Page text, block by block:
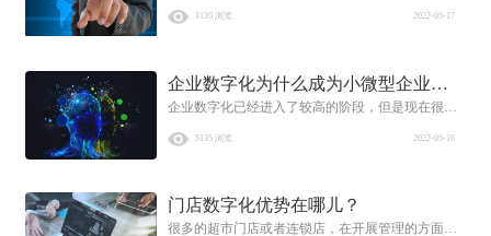
面销售方面管理方面都能够有效的提升，但是在数
业做数字化的提升非常重要。
2022-05-17
3120 浏览
企业数字化为什么成为小微型企业的
关注点？
企业数字化已经进入了较高的阶段，但是现在很多
微型企业高度关注呢，因为有很大一部分的小微型
2022-05-16
5135 浏览
门店数字化优势在哪儿？
很多的超市门店或者连锁店，在开展管理的方面通